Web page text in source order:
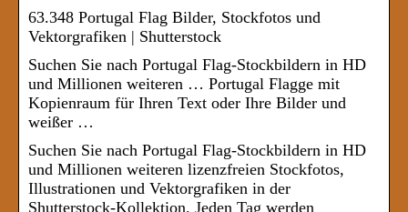
63.348 Portugal Flag Bilder, Stockfotos und
Vektorgrafiken | Shutterstock
Suchen Sie nach Portugal Flag-Stockbildern in HD
und Millionen weiteren … Portugal Flagge mit
Kopienraum für Ihren Text oder Ihre Bilder und
weißer …
Suchen Sie nach Portugal Flag-Stockbildern in HD
und Millionen weiteren lizenzfreien Stockfotos,
Illustrationen und Vektorgrafiken in der
Shutterstock-Kollektion. Jeden Tag werden